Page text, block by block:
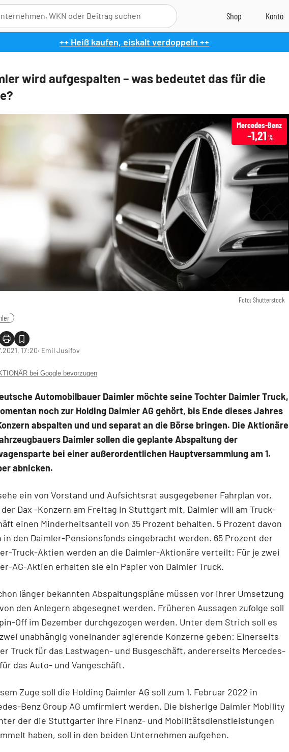
++ Heiß kaufen, eiskalt verdoppeln ++
wird aufgespalten – was bedeutet das für die
Foto: Shutterstock
Mercedes-Benz
-1,21 %
17:20‧ Emil Jusifov
bei Google bevorzugen
Automobilbauer Daimler möchte seine Tochter Daimler Truck,
noch zur Holding Daimler AG gehört, bis Ende dieses Jahres
abspalten und und separat an die Börse bringen. Die Aktionäre
Daimler sollen die geplante Abspaltung der
bei einer außerordentlichen Hauptversammlung am 1.
abnicken.
ein von Vorstand und Aufsichtsrat ausgegebener Fahrplan vor,
Dax -Konzern am Freitag in Stuttgart mit. Daimler will am Truck-
einen Minderheitsanteil von 35 Prozent behalten. 5 Prozent davon
in den Daimler-Pensionsfonds eingebracht werden. 65 Prozent der
Truck-Aktien werden an die Daimler-Aktionäre verteilt: Für je zwei
AG-Aktien erhalten sie ein Papier von Daimler Truck.
länger bekannten Abspaltungspläne müssen vor ihrer Umsetzung
den Anlegern abgesegnet werden. Früheren Aussagen zufolge soll
Off im Dezember durchgezogen werden. Unter dem Strich soll es
unabhängig voneinander agierende Konzerne geben: Einerseits
Truck für das Lastwagen- und Busgeschäft, andererseits Mercedes-
das Auto- und Vangeschäft.
Zuge soll die Holding Daimler AG soll zum 1. Februar 2022 in
Benz Group AG umfirmiert werden. Die bisherige Daimler Mobility
der die Stuttgarter ihre Finanz- und Mobilitätsdienstleistungen
haben, soll in den beiden Unternehmen aufgehen.